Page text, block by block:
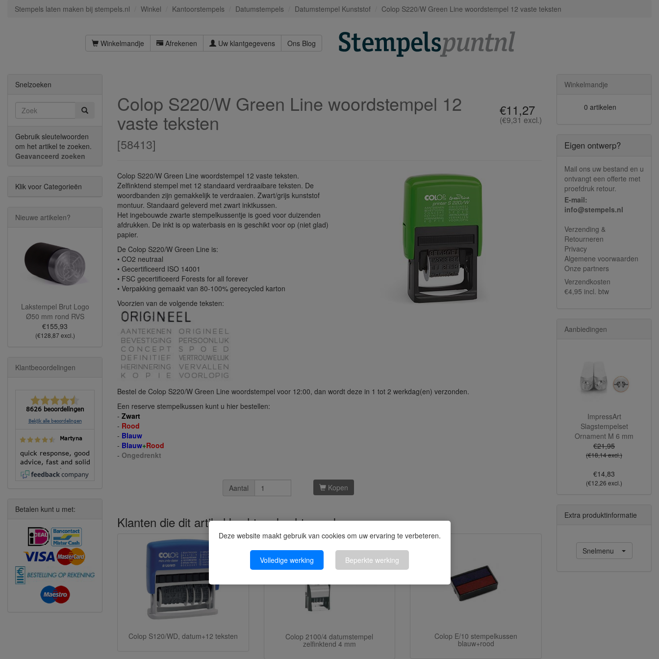
Deze website maakt gebruik van cookies om uw ervaring te verbeteren.
Volledige werking Beperkte werking
Stempels laten maken bij stempels.nl Winkel Kantoorstempels Datumstempels Datumstempel Kunststof Colop S220/W Green Line woordstempel 12 vaste teksten
Winkelmandje Afrekenen Uw klantgegevens Ons Blog
€11,27
(€9,31 excl.)
Colop S220/W Green Line woordstempel 12
vaste teksten
[58413]
Colop S220/W Green Line woordstempel 12 vaste teksten.
Zelfinktend stempel met 12 standaard verdraaibare teksten. De
woordbanden zijn gemakkelijk te verdraaien. Zwart/grijs kunststof
montuur. Standaard geleverd met zwart inktkussen.
Het ingebouwde zwarte stempelkussentje is goed voor duizenden
afdrukken. De inkt is op waterbasis en is geschikt voor op (niet glad)
papier.
De Colop S220/W Green Line is:
• CO2 neutraal
• Gecertificeerd ISO 14001
• FSC gecertificeerd Forests for all forever
• Verpakking gemaakt van 80-100% gerecycled karton
Voorzien van de volgende teksten:
Bestel de Colop S220/W Green Line woordstempel voor 12:00, dan wordt deze in 1 tot 2 werkdag(en) verzonden.
Een reserve stempelkussen kunt u hier bestellen:
- Zwart
- Rood
- Blauw
- Blauw+Rood
- Ongedrenkt
Aantal Kopen
Klanten die dit artikel kochten, kochten ook
Colop S120/WD, datum+12 teksten Colop 2100/4 datumstempel
zelfinktend 4 mm
Colop E/10 stempelkussen
blauw+rood
Snelzoeken
Gebruik sleutelwoorden
om het artikel te zoeken.
Geavanceerd zoeken
Klik voor Categorieën
Nieuwe artikelen?
Lakstempel Brut Logo
Ø50 mm rond RVS
€155,93
(€128,87 excl.)
Klantbeoordelingen
8626 beoordelingen
Bekijk alle beoordelingen
Martyna
quick response, good
advice, fast and solid
execution!
Betalen kunt u met:
Winkelmandje
0 artikelen
Eigen ontwerp?
Mail ons uw bestand en u
ontvangt een offerte met
proefdruk retour.
E-mail:
info@stempels.nl
Verzending &
Retourneren
Privacy
Algemene voorwaarden
Onze partners
Verzendkosten
€4,95 incl. btw
Aanbiedingen
ImpressArt
Slagstempelset
Ornament M 6 mm
€21,95
(€18,14 excl.)
€14,83
(€12,26 excl.)
Extra produktinformatie
Snelmenu